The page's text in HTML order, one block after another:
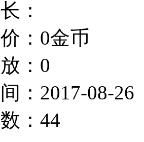
：
：0金币
：0
间：2017-08-26
：44